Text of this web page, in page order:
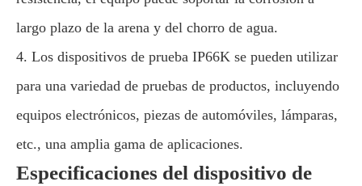
largo plazo de la arena y del chorro de agua.
4. Los dispositivos de prueba IP66K se pueden utilizar
para una variedad de pruebas de productos, incluyendo
equipos electrónicos, piezas de automóviles, lámparas,
etc., una amplia gama de aplicaciones.
Especificaciones del dispositivo de